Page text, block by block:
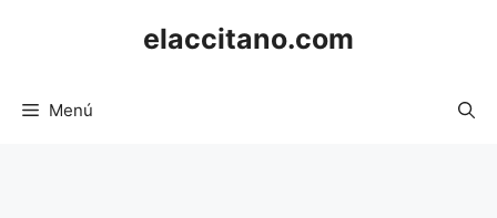
elaccitano.com
Menú